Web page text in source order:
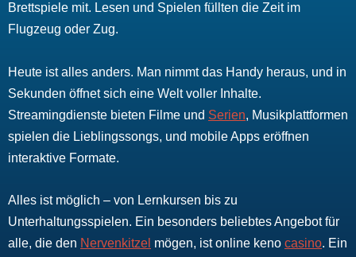
Brettspiele mit. Lesen und Spielen füllten die Zeit im
Flugzeug oder Zug.
Heute ist alles anders. Man nimmt das Handy heraus, und in
Sekunden öffnet sich eine Welt voller Inhalte.
Streamingdienste bieten Filme und Serien, Musikplattformen
spielen die Lieblingssongs, und mobile Apps eröffnen
interaktive Formate.
Alles ist möglich – von Lernkursen bis zu
Unterhaltungsspielen. Ein besonders beliebtes Angebot für
alle, die den Nervenkitzel mögen, ist online keno casino. Ein